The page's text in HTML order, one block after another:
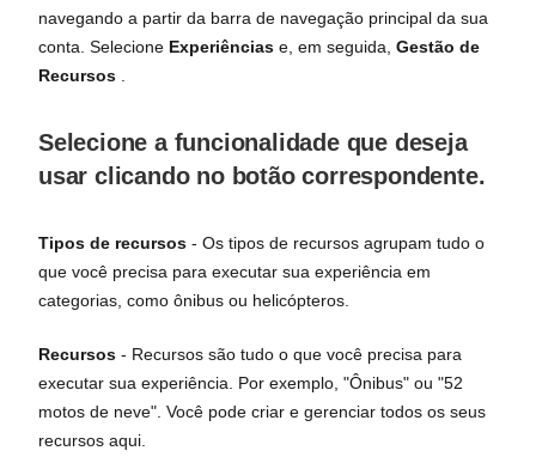
navegando a partir da barra de navegação principal da sua
conta. Selecione Experiências e, em seguida, Gestão de
Recursos
Selecione a funcionalidade que deseja
usar clicando no botão correspondente.
Tipos de recursos - Os tipos de recursos agrupam tudo o
que você precisa para executar sua experiência em
categorias, como ônibus ou helicópteros.
Recursos - Recursos são tudo o que você precisa para
executar sua experiência. Por exemplo, "Ônibus" ou "52
motos de neve". Você pode criar e gerenciar todos os seus
recursos aqui.